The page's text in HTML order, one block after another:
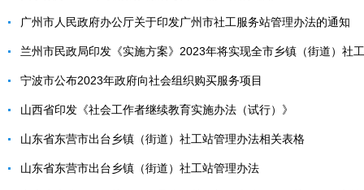
广州市人民政府办公厅关于印发广州市社工服务站管理办法的通知
兰州市民政局印发《实施方案》2023年将实现全市乡镇（街道）社
宁波市公布2023年政府向社会组织购买服务项目
山西省印发《社会工作者继续教育实施办法（试行）》
山东省东营市出台乡镇（街道）社工站管理办法相关表格
山东省东营市出台乡镇（街道）社工站管理办法